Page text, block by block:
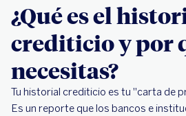
¿Qué es el
crediticio y por
necesitas?
Tu historial crediticio es tu "carta de
Es un reporte que los bancos e